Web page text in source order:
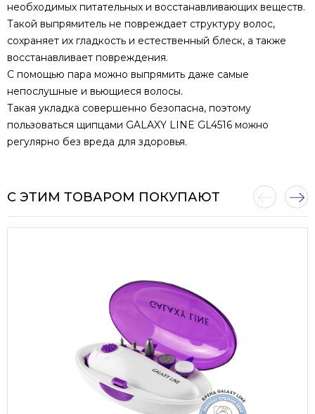
необходимых питательных и восстанавливающих веществ.
Такой выпрямитель не повреждает структуру волос,
сохраняет их гладкость и естественный блеск, а также
восстанавливает повреждения.
С помощью пара можно выпрямить даже самые
непослушные и вьющиеся волосы.
Такая укладка совершенно безопасна, поэтому
пользоваться щипцами GALAXY LINE GL4516 можно
регулярно без вреда для здоровья.
С ЭТИМ ТОВАРОМ ПОКУПАЮТ